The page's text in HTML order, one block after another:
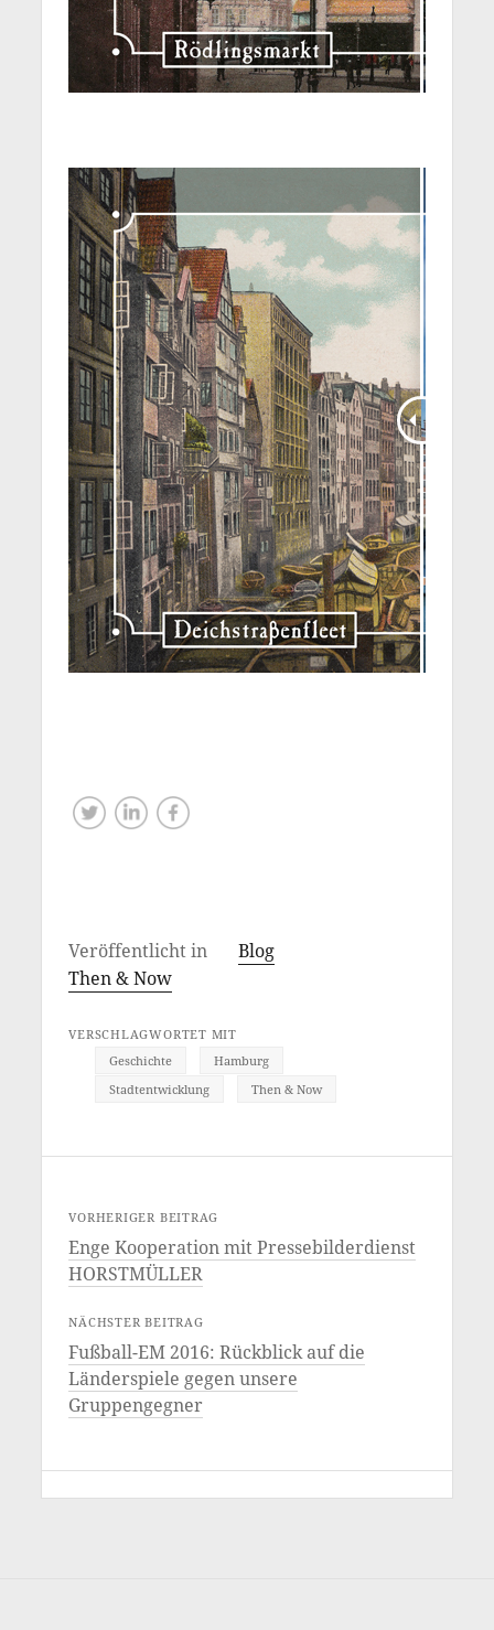
Veröffentlicht in
Blog
Then & Now
VERSCHLAGWORTET MIT
Geschichte
Hamburg
Stadtentwicklung
Then & Now
VORHERIGER BEITRAG
Enge Kooperation mit Pressebilderdienst
HORSTMÜLLER
NÄCHSTER BEITRAG
Fußball-EM 2016: Rückblick auf die
Länderspiele gegen unsere
Gruppengegner